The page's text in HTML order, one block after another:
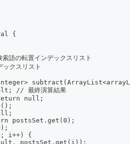
{
の転置インデックスリスト
クスリスト
// 最終演算結果
null;
postsSet.get(0);
i++) {
postsSet.get(i));